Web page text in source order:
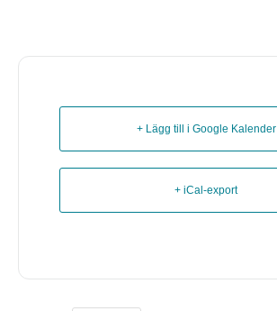
+ Lägg till i Google Kalender
+ iCal-export